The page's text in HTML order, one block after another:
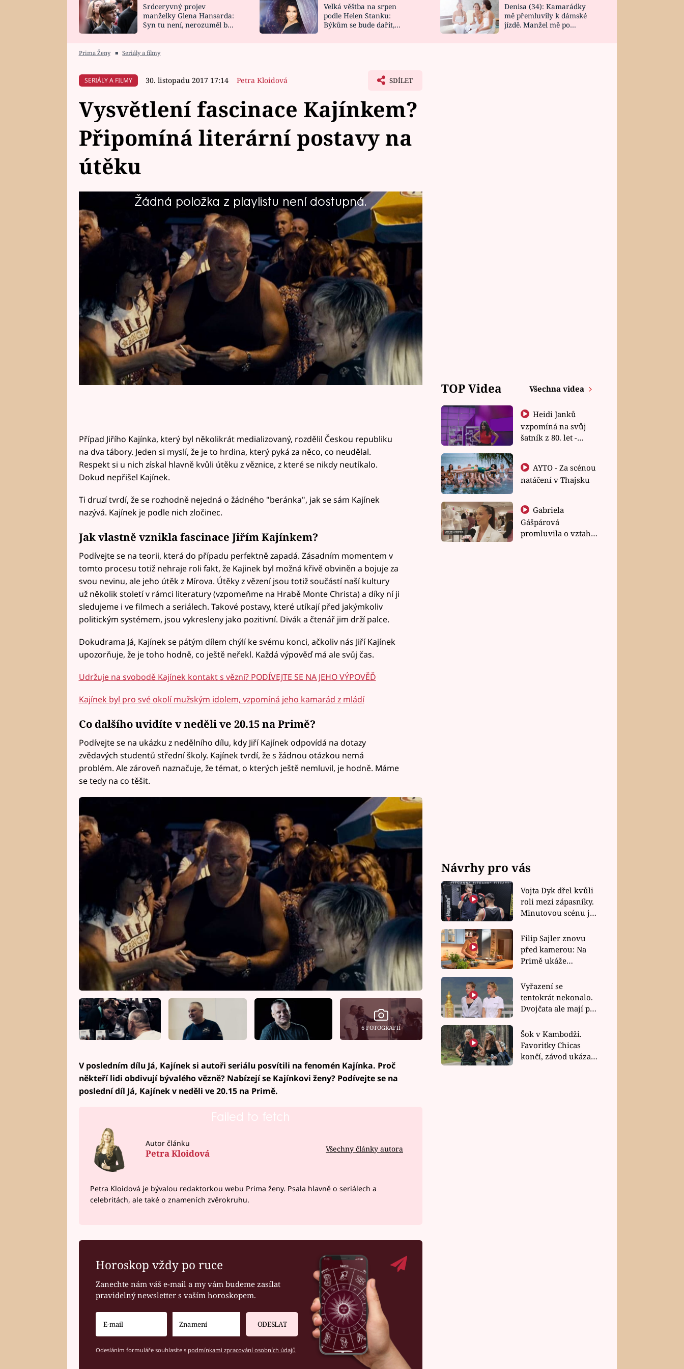
HOROSKOP NA
CELEBRITY
VAŘENÍ
NOVINKY
VIDEORECEPTY
DESIGN
Srdceryvný projev
manželky Glena Hansarda:
Syn tu není, nerozuměl by
Velká věštba na srpen
podle Helen Stanku:
Býkům se bude dařit,
Denisa (34): Kamarádky
mě přemluvily k dámské
jízdě. Manžel mě po
Prima Ženy ■ Seriály a filmy
SERIÁLY A FILMY 30. listopadu 2017 17:14 Petra Kloidová SDÍLET
Vysvětlení fascinace Kajínkem?
Připomíná literární postavy na
útěku
Žádná položka z playlistu není dostupná.
Proč Kajínek tak fascinuje širokou veřejnost? Podívejte se na ukázku,
kde se známý psycholog pokusí vysvětlit vznik fenoménu Jiřího
Kajínka, muže kdysi odsouzeného na doživotí. Exkluzivní ukázku z
nedělního posledního dílu Já, Kajínek můžete vidět už teď.
Případ Jiřího Kajínka, který byl několikrát medializovaný, rozdělil Českou republiku
na dva tábory. Jeden si myslí, že je to hrdina, který pyká za něco, co neudělal.
Respekt si u nich získal hlavně kvůli útěku z věznice, z které se nikdy neutíkalo.
Dokud nepřišel Kajínek.
Ti druzí tvrdí, že se rozhodně nejedná o žádného "beránka", jak se sám Kajínek
nazývá. Kajínek je podle nich zločinec.
Jak vlastně vznikla fascinace Jiřím Kajínkem?
Podívejte se na teorii, která do případu perfektně zapadá. Zásadním momentem v
tomto procesu totiž nehraje roli fakt, že Kajinek byl možná křivě obviněn a bojuje za
svou nevinu, ale jeho útěk z Mírova. Útěky z vězení jsou totiž součástí naší kultury
už několik století v rámci literatury (vzpomeňme na Hrabě Monte Christa) a díky ní ji
sledujeme i ve filmech a seriálech. Takové postavy, které utíkají před jakýmkoliv
politickým systémem, jsou vykresleny jako pozitivní. Divák a čtenář jim drží palce.
Dokudrama Já, Kajínek se pátým dílem chýlí ke svému konci, ačkoliv nás Jiří Kajínek
upozorňuje, že je toho hodně, co ještě neřekl. Každá výpověď má ale svůj čas.
Udržuje na svobodě Kajínek kontakt s vězni? PODÍVEJTE SE NA JEHO VÝPOVĚĎ
Kajínek byl pro své okolí mužským idolem, vzpomíná jeho kamarád z mládí
Co dalšího uvidíte v neděli ve 20.15 na Primě?
Podívejte se na ukázku z nedělního dílu, kdy Jiří Kajínek odpovídá na dotazy
zvědavých studentů střední školy. Kajínek tvrdí, že s žádnou otázkou nemá
problém. Ale zároveň naznačuje, že témat, o kterých ještě nemluvil, je hodně. Máme
se tedy na co těšit.
6 FOTOGRAFIÍ
V posledním dílu Já, Kajínek si autoři seriálu posvítili na fenomén Kajínka. Proč
někteří lidi obdivují bývalého vězně? Nabízejí se Kajínkovi ženy? Podívejte se na
poslední díl Já, Kajínek v neděli ve 20.15 na Primě.
Failed to fetch
Autor článku
Petra Kloidová Všechny články autora
Petra Kloidová je bývalou redaktorkou webu Prima ženy. Psala hlavně o seriálech a
celebritách, ale také o znameních zvěrokruhu.
Horoskop vždy po ruce
Zanechte nám váš e-mail a my vám budeme zasílat
pravidelný newsletter s vaším horoskopem.
ODESLAT
Odesláním formuláře souhlasíte s podmínkami zpracování osobních údajů
TOP Videa Všechna videa
Heidi Janků
vzpomíná na svůj
šatník z 80. let -
natáčení v Thajsku
Gabriela
Gášpárová
promluvila o vztahu
Návrhy pro vás
Vojta Dyk dřel kvůli
roli mezi zápasníky.
Minutovou scénu jel
Filip Sajler znovu
před kamerou: Na
Primě ukáže
rychlé recepty
Vyřazení se
tentokrát nekonalo.
Dvojčata ale mají po
závodu nůž na krku
Šok v Kambodži.
Favoritky Chicas
končí, závod ukázal